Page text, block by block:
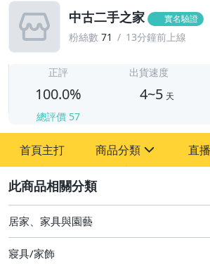
中古二手之家 實名驗證
粉絲數 71 13分鐘前上線
正評
100.0%
總評價 57
出貨速度
4~5 天
首頁主打 商品分類
古董、藝術與礦石
居家、家具與園藝
直
居家、家具與園藝
寢具/家飾